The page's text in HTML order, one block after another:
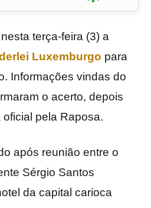
terça-feira (3) a
Luxemburgo para
Informações vindas do
o acerto, depois
pela Raposa.
após reunião entre o
Sérgio Santos
da capital carioca